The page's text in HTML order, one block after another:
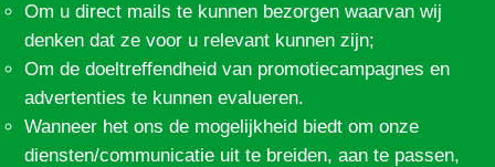
Om u direct mails te kunnen bezorgen waarvan wij
denken dat ze voor u relevant kunnen zijn;
Om de doeltreffendheid van promotiecampagnes en
advertenties te kunnen evalueren.
Wanneer het ons de mogelijkheid biedt om onze
diensten/communicatie uit te breiden, aan te passen,